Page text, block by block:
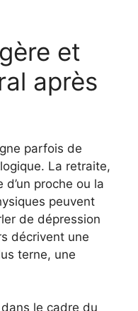
et
après
parfois de
La retraite,
d’un proche ou la
peuvent
de dépression
décrivent une
terne, une
le cadre du